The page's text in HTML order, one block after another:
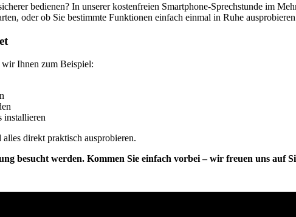
bedienen? In unserer kostenfreien Smartphone-Sprechstunde im
oder ob Sie bestimmte Funktionen einfach einmal in Ruhe
Ihnen zum Beispiel:
installieren
direkt praktisch ausprobieren.
besucht werden. Kommen Sie einfach vorbei – wir freuen uns auf